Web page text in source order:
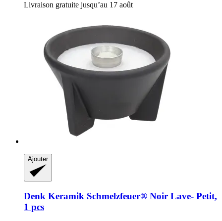
Livraison gratuite jusqu’au 17 août
Ajouter
Denk Keramik Schmelzfeuer® Noir Lave-​ Petit,
1 pcs